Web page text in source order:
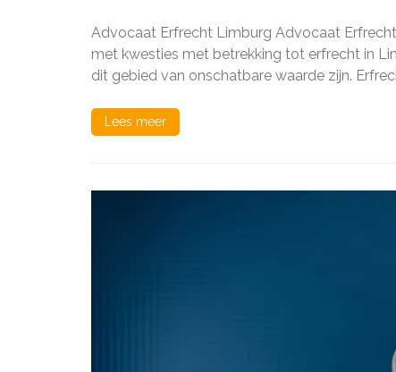
in
Uw
Advocaat Erfrecht Limburg Advocaat
met kwesties met betrekking tot erfrecht in
dit gebied van onschatbare waarde zijn.
Lees meer